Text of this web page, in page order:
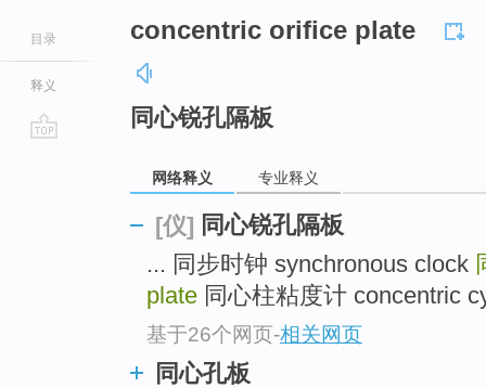
目录
释义
concentric orifice plate
同心锐孔隔板
网络释义 专业释义
[仪] 同心锐孔隔板
... 同步时钟 synchronous clock
plate 同心柱粘度计 concentric
基于26个网页-相关网页
同心孔板